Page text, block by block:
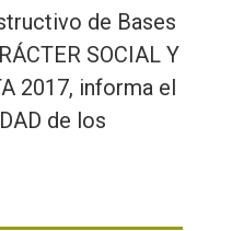
de Bases
SOCIAL Y
2017, informa el
de los